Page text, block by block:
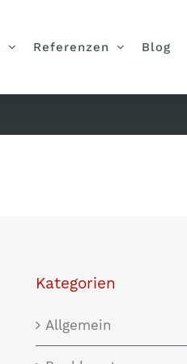
Referenzen Blog
Kategorien
Allgemein